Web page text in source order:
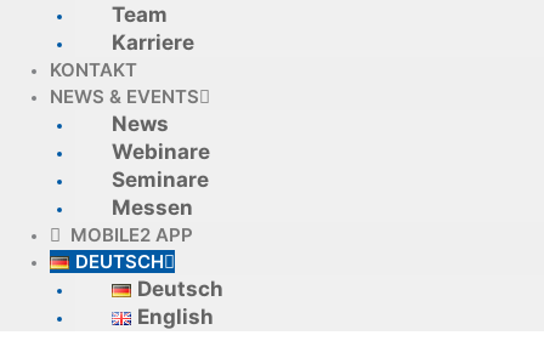
Team
Karriere
KONTAKT
NEWS & EVENTS
News
Webinare
Seminare
Messen
MOBILE2 APP
DEUTSCH
Deutsch
English